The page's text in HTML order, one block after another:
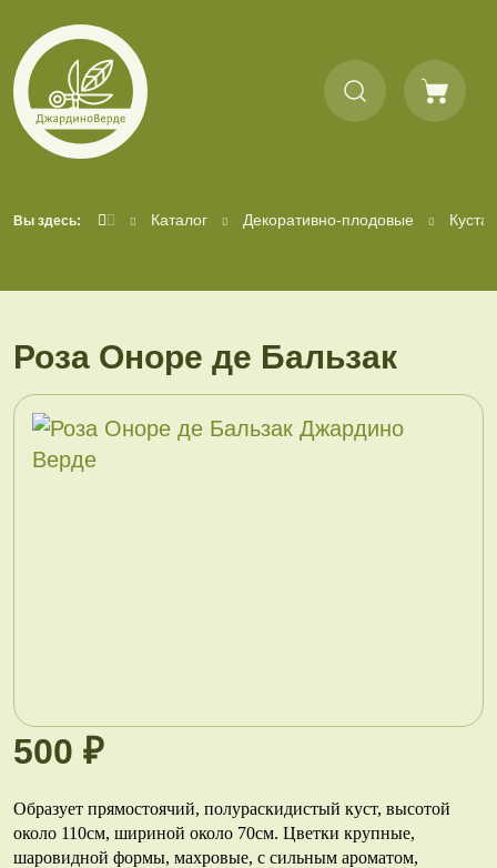
Вы здесь: Каталог Декоративно-плодовые
Роза Оноре де Бальзак
500 ₽
Образует прямостоячий, полураскидистый куст, высотой
около 110см, шириной около 70см. Цветки крупные,
шаровидной формы, махровые, с сильным ароматом,